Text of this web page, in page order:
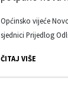
Općinsko vijeće
sjednici Prijedlog
ČITAJ VIŠE